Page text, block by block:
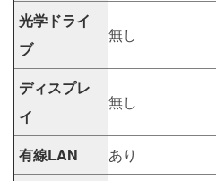
光学ドライ
ブ
無し
ディスプレ
イ
無し
有線LAN
あり